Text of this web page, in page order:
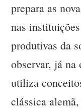
prepara as
nas
produtivas da
observar, já
utiliza
clássica